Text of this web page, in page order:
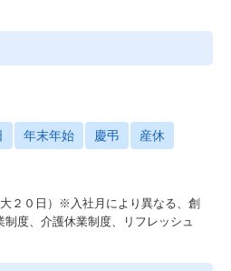
年末年始 慶弔 産休
２０日）※入社月により異なる、創
度、介護休業制度、リフレッシュ